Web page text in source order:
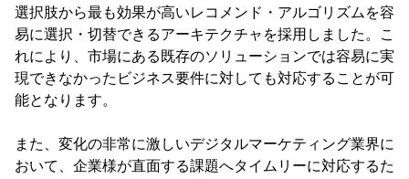
選択肢から最も効果が高いレコメンド・アルゴリズムを容
易に選択・切替できるアーキテクチャを採用しました。こ
れにより、市場にある既存のソリューションでは容易に実
現できなかったビジネス要件に対しても対応することが可
能となります。
また、変化の非常に激しいデジタルマーケティング業界に
おいて、企業様が直面する課題へタイムリーに対応するた